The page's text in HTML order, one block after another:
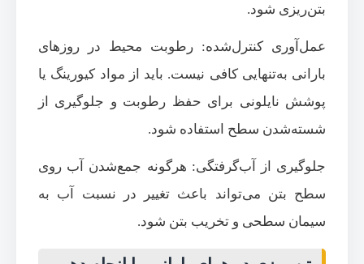
بتن‌ریزی شود.
عمل‌آوری کنترل‌شده: رطوبت محیط در روزهای
بارانی به‌تنهایی کافی نیست. باید از مواد کیورینگ یا
پوشش نایلونی برای حفظ رطوبت و جلوگیری از
شسته‌شدن سطح استفاده شود.
جلوگیری از آب‌گرفتگی: هرگونه جمع‌شدن آب روی
سطح بتن می‌تواند باعث تغییر در نسبت آب به
سیمان سطحی و تخریب بتن شود.